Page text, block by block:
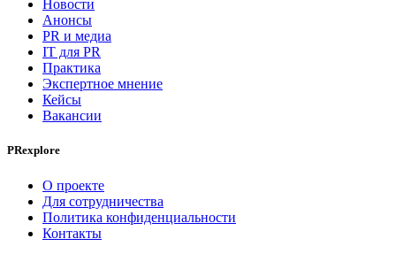
Новости
Анонсы
PR и медиа
IT для PR
Практика
Экспертное мнение
Кейсы
Вакансии
PRexplore
О проекте
Для сотрудничества
Политика конфиденциальности
Контакты